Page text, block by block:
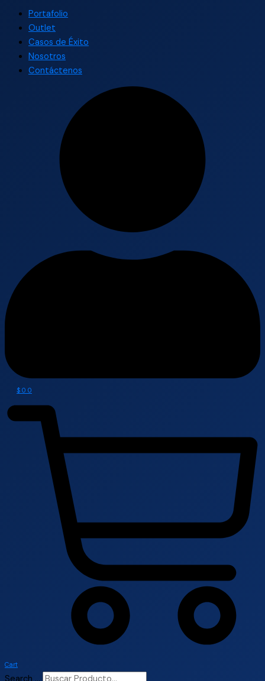
Portafolio
Outlet
Casos de Éxito
Nosotros
Contáctenos
$ 0 0
Cart